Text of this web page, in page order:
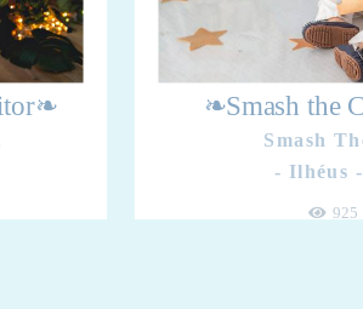
❧Smash the
Smash
Ilhéus
925